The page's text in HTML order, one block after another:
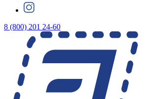
8 (800) 201 24-60